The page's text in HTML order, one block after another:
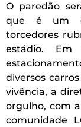
O paredão
que é um
torcedores
estádio.
diversos
vivência, a
orgulho, com
comunidade